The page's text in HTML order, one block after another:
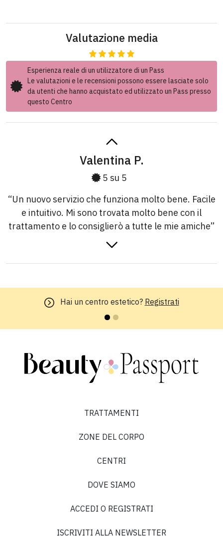
Valutazione media
Esperienza reale di un utilizzatore di un Pass
Le valutazioni e le recensioni possono essere lasciate solo
da utenti che hanno acquistato ed utilizzato un Pass presso
questo Centro
Valentina P.
5 su 5
“Un nuovo servizio che funziona molto bene. Facile
e intuitivo. Mi sono trovata molto bene con il
trattamento e lo consiglierò a tutte le mie amiche”
Alice L.
“Ho sentito così tanto parlare del Trattamento
HIFU che ho deciso di provarlo. Ho prenotato
rapidamente e la procedura di anamnesi online mi
che i clienti ricevono un trattamento attento e
scrupoloso.”
5 su 5
“La Dottoressa molto empatica e il servizio ottimo”
Sei un influencer?Lavora con noi
TRATTAMENTI
ZONE DEL CORPO
CENTRI
DOVE SIAMO
ACCEDI O REGISTRATI
ISCRIVITI ALLA NEWSLETTER